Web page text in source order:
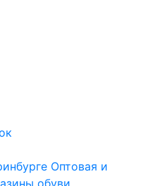
Оптовая и
обуви